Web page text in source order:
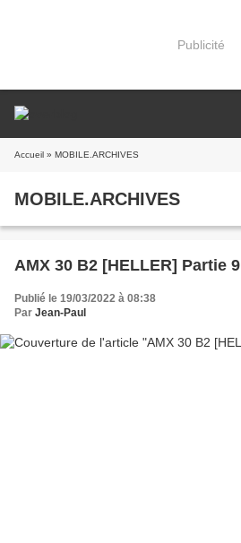
Publicité
Accueil » MOBILE.ARCHIVES
MOBILE.ARCHIVES
AMX 30 B2 [HELLER] Partie 9
Publié le 19/03/2022 à 08:38
Par Jean-Paul